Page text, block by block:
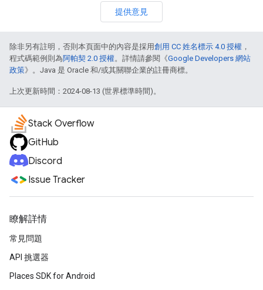
提供意見
除非另有註明，否則本頁面中的內容是採用創用 CC 姓名標示 4.0 授權 ，
程式碼範例則為阿帕契 2.0 授權。詳情請參閱《Google Developers 網站
政策》。Java 是 Oracle 和/或其關聯企業的註冊商標。
上次更新時間：2024-08-13 (世界標準時間)。
Stack Overflow
GitHub
Discord
Issue Tracker
瞭解詳情
常見問題
API 挑選器
Places SDK for Android